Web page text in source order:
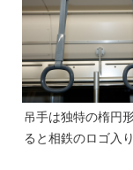
吊手は独特の楕円
ると相鉄のロゴ入り